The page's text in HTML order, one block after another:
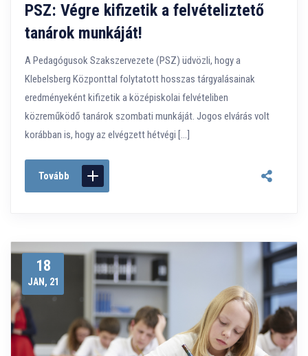
PSZ: Végre kifizetik a felvételiztető
tanárok munkáját!
A Pedagógusok Szakszervezete (PSZ) üdvözli, hogy a
Klebelsberg Központtal folytatott hosszas tárgyalásainak
eredményeként kifizetik a középiskolai felvételiben
közreműködő tanárok szombati munkáját. Jogos elvárás volt
korábban is, hogy az elvégzett hétvégi […]
Tovább
18
JAN, 21